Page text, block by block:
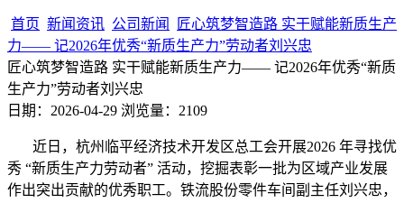
首页 新闻资讯 公司新闻
匠心筑梦智造路 实干赋能新质生产
力—— 记2026年优秀“新质生产力”劳动者刘兴忠
匠心筑梦智造路 实干赋能新质生产力—— 记2026年优秀“新质
生产力”劳动者刘兴忠
日期：2026-04-29 浏览量：2109
近日，杭州临平经济技术开发区总工会开展2026 年寻找优
秀 “新质生产力劳动者” 活动，挖掘表彰一批为区域产业发展
作出突出贡献的优秀职工。铁流股份零件车间副主任刘兴忠，